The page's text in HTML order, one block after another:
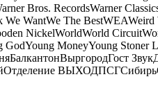
Bros. RecordsWarner
We WantWe The BestWEAWeird
NickelWorldWorld Circuit
GodYoung MoneyYoung Stoner
БалкантонВыргородГост Звук
Отделение ВЫХОДПСГСибирь